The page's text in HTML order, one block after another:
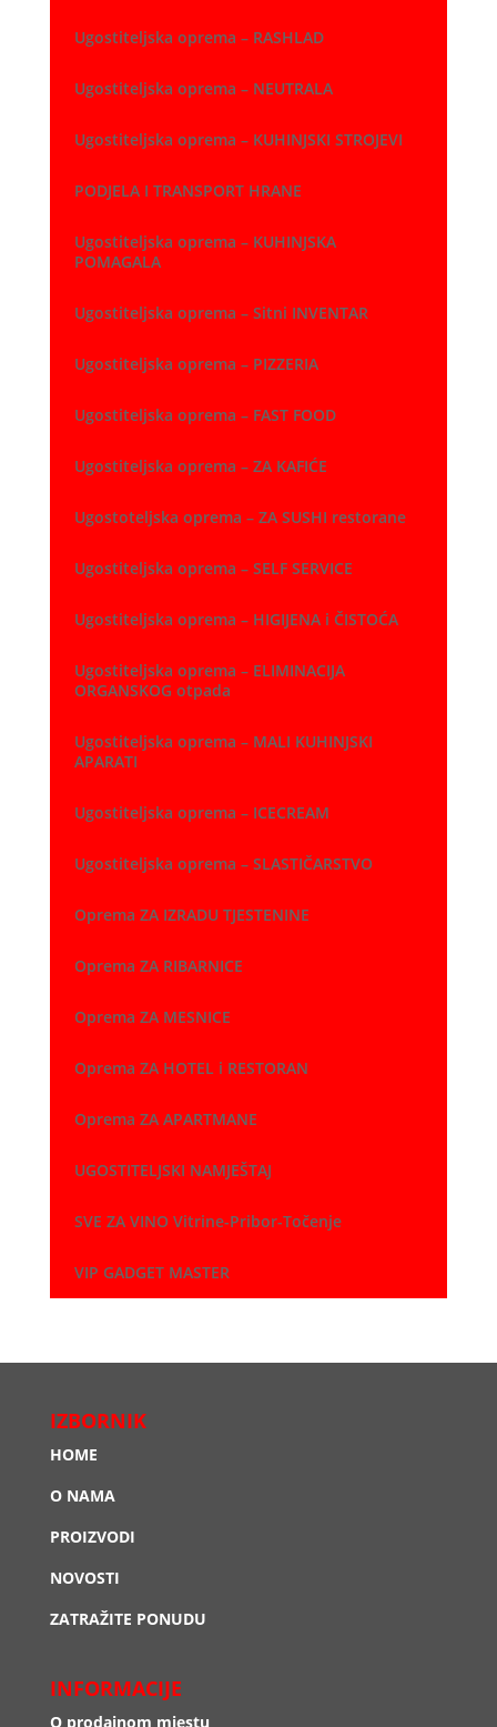
Ugostiteljska oprema – RASHLAD
Ugostiteljska oprema – NEUTRALA
Ugostiteljska oprema – KUHINJSKI STROJEVI
PODJELA I TRANSPORT HRANE
Ugostiteljska oprema – KUHINJSKA
POMAGALA
Ugostiteljska oprema – Sitni INVENTAR
Ugostiteljska oprema – PIZZERIA
Ugostiteljska oprema – FAST FOOD
Ugostiteljska oprema – ZA KAFIĆE
Ugostoteljska oprema – ZA SUSHI restorane
Ugostiteljska oprema – SELF SERVICE
Ugostiteljska oprema – HIGIJENA i ČISTOĆA
Ugostiteljska oprema – ELIMINACIJA
ORGANSKOG otpada
Ugostiteljska oprema – MALI KUHINJSKI
APARATI
Ugostiteljska oprema – ICECREAM
Ugostiteljska oprema – SLASTIČARSTVO
Oprema ZA IZRADU TJESTENINE
Oprema ZA RIBARNICE
Oprema ZA MESNICE
Oprema ZA HOTEL i RESTORAN
Oprema ZA APARTMANE
UGOSTITELJSKI NAMJEŠTAJ
SVE ZA VINO Vitrine-Pribor-Točenje
VIP GADGET MASTER
IZBORNIK
HOME
O NAMA
PROIZVODI
NOVOSTI
ZATRAŽITE PONUDU
INFORMACIJE
O prodajnom mjestu